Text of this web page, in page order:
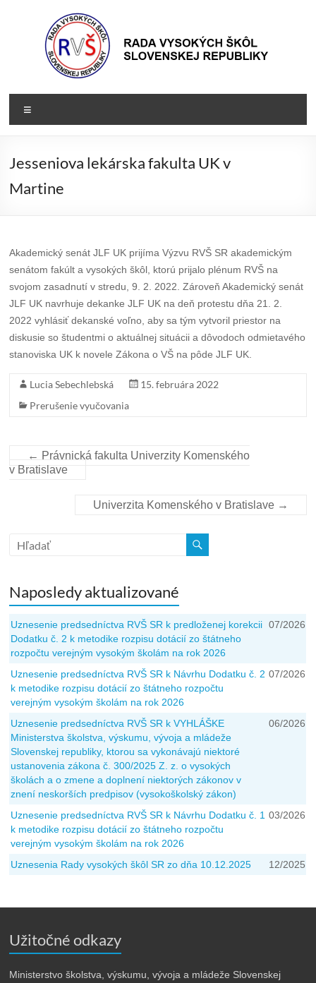
Rada
VŠ
Rada
vysokých
republiky
Jesseniova lekárska fakulta UK v
Martine
Akademický senát JLF UK prijíma Výzvu RVŠ SR akademickým
senátom fakúlt a vysokých škôl, ktorú prijalo plénum RVŠ na
svojom zasadnutí v stredu, 9. 2. 2022. Zároveň Akademický senát
JLF UK navrhuje dekanke JLF UK na deň protestu dňa 21. 2.
2022 vyhlásiť dekanské voľno, aby sa tým vytvoril priestor na
diskusie so študentmi o aktuálnej situácii a dôvodoch odmietavého
stanoviska UK k novele Zákona o VŠ na pôde JLF UK.
Lucia Sebechlebská
15. februára 2022
Prerušenie vyučovania
← Právnická fakulta Univerzity Komenského
v Bratislave
Univerzita Komenského v Bratislave →
Naposledy aktualizované
Uznesenie predsedníctva RVŠ SR k predloženej korekcii
Dodatku č. 2 k metodike rozpisu dotácií zo štátneho
rozpočtu verejným vysokým školám na rok 2026
07/2026
Uznesenie predsedníctva RVŠ SR k Návrhu Dodatku č. 2
k metodike rozpisu dotácií zo štátneho rozpočtu
verejným vysokým školám na rok 2026
07/2026
Uznesenie predsedníctva RVŠ SR k VYHLÁŠKE
Ministerstva školstva, výskumu, vývoja a mládeže
Slovenskej republiky, ktorou sa vykonávajú niektoré
ustanovenia zákona č. 300/2025 Z. z. o vysokých
školách a o zmene a doplnení niektorých zákonov v
znení neskorších predpisov (vysokoškolský zákon)
06/2026
Uznesenie predsedníctva RVŠ SR k Návrhu Dodatku č. 1
k metodike rozpisu dotácií zo štátneho rozpočtu
verejným vysokým školám na rok 2026
03/2026
Uznesenia Rady vysokých škôl SR zo dňa 10.12.2025 12/2025
Užitočné odkazy
Ministerstvo školstva, výskumu, vývoja a mládeže Slovenskej